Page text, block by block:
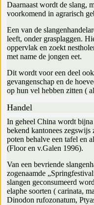
Daarnaast wordt de slang,
voorkomend in agrarisch
Een van de
leeft, onder grasplaggen.
oppervlak en zoekt
met name de jongen eet.
Dit wordt voor een deel
gevangenschap en de
op hun vel hebben zitten (
Handel
In geheel China wordt
bekend kantonees zegswijs
poten behalve een tafel en
(Floor en v.Galen 1996).
Van een bevriende
zogenaamde
slangen geconsumeerd
elaphe soorten ( carinata,
Dinodon rufozonatum,